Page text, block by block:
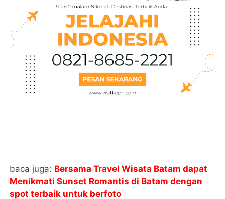
baca juga: Bersama Travel Wisata Batam dapat
Menikmati Sunset Romantis di Batam dengan
spot terbaik untuk berfoto